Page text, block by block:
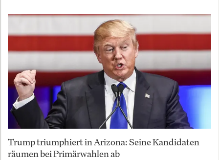
Trump triumphiert in Arizona: Seine Kandidaten
räumen bei Primärwahlen ab